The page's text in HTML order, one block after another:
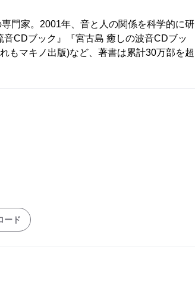
門家。2001年、音と人の関係を科学的に研
CDブック』『宮古島 癒しの波音CDブッ
もマキノ出版)など、著書は累計30万部を超
ード